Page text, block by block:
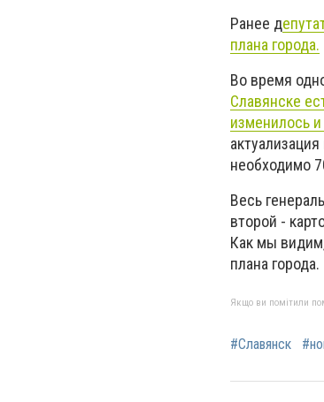
Ранее д
плана города.
Во время
Славянске
изменилось и
необходимо
Весь
второй -
Как мы
плана города.
Якщо ви помітили
#Славянск